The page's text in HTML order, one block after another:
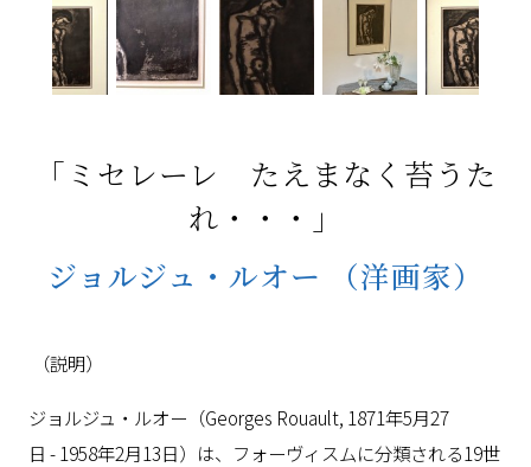
「ミセレーレ たえまなく苔うた
れ・・・」
ジョルジュ・ルオー
（洋画家）
（説明）
ジョルジュ・ルオー（Georges Rouault, 1871年5月27
日 - 1958年2月13日）は、フォーヴィスムに分類される19世